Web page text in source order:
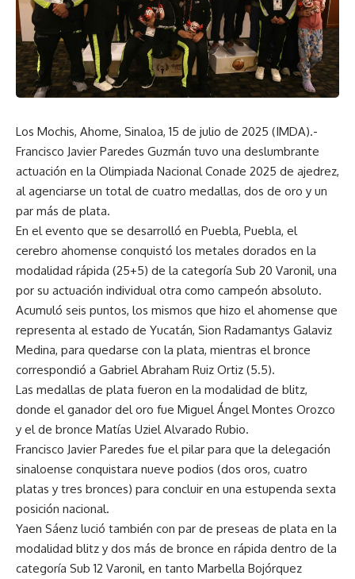
Los Mochis, Ahome, Sinaloa, 15 de julio de 2025 (IMDA).-
Francisco Javier Paredes Guzmán tuvo una deslumbrante
actuación en la Olimpiada Nacional Conade 2025 de ajedrez,
al agenciarse un total de cuatro medallas, dos de oro y un
par más de plata.
En el evento que se desarrolló en Puebla, Puebla, el
cerebro ahomense conquistó los metales dorados en la
modalidad rápida (25+5) de la categoría Sub 20 Varonil, una
por su actuación individual otra como campeón absoluto.
Acumuló seis puntos, los mismos que hizo el ahomense que
representa al estado de Yucatán, Sion Radamantys Galaviz
Medina, para quedarse con la plata, mientras el bronce
correspondió a Gabriel Abraham Ruiz Ortiz (5.5).
Las medallas de plata fueron en la modalidad de blitz,
donde el ganador del oro fue Miguel Ángel Montes Orozco
y el de bronce Matías Uziel Alvarado Rubio.
Francisco Javier Paredes fue el pilar para que la delegación
sinaloense conquistara nueve podios (dos oros, cuatro
platas y tres bronces) para concluir en una estupenda sexta
posición nacional.
Yaen Sáenz lució también con par de preseas de plata en la
modalidad blitz y dos más de bronce en rápida dentro de la
categoría Sub 12 Varonil, en tanto Marbella Bojórquez